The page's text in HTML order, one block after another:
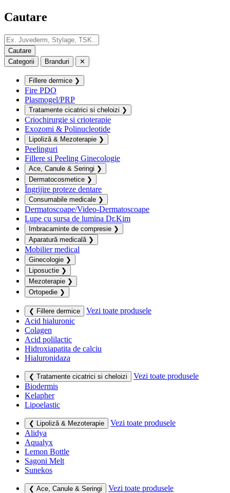
Cautare
Categorii Branduri ✕
Fillere dermice ❯
Fire PDO
Plasmogel/PRP
Tratamente cicatrici si cheloizi ❯
Criochirurgie si crioterapie
Exozomi & Polinucleotide
Lipoliză & Mezoterapie ❯
Peelinguri
Fillere si Peeling Ginecologie
Ace, Canule & Seringi ❯
Dermatocosmetice ❯
Îngrijire proteze dentare
Consumabile medicale ❯
Dermatoscoape/Video-Dermatoscoape
Lupe cu sursa de lumina Dr.Kim
Imbracaminte de compresie ❯
Aparatură medicală ❯
Mobilier medical
Ginecologie ❯
Liposuctie ❯
Mezoterapie ❯
Ortopedie ❯
❮ Fillere dermice
Vezi toate produsele
Acid hialuronic
Colagen
Acid polilactic
Hidroxiapatita de calciu
Hialuronidaza
❮ Tratamente cicatrici si cheloizi
Vezi toate produsele
Biodermis
Kelapher
Lipoelastic
❮ Lipoliză & Mezoterapie
Vezi toate produsele
Alidya
Aqualyx
Lemon Bottle
Sagoni Melt
Sunekos
❮ Ace, Canule & Seringi
Vezi toate produsele